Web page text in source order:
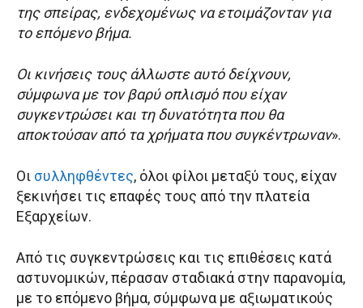
της σπείρας, ενδεχομένως να ετοιμάζονταν για
το επόμενο βήμα.
Οι κινήσεις τους άλλωστε αυτό δείχνουν,
σύμφωνα με τον βαρύ οπλισμό που είχαν
συγκεντρώσει και τη δυνατότητα που θα
αποκτούσαν από τα χρήματα που συγκέντρωναν».
Οι συλληφθέντες, όλοι φίλοι μεταξύ τους, είχαν
ξεκινήσει τις επαφές τους από την πλατεία
Εξαρχείων.
Από τις συγκεντρώσεις και τις επιθέσεις κατά
αστυνομικών, πέρασαν σταδιακά στην παρανομία,
με το επόμενο βήμα, σύμφωνα με αξιωματικούς